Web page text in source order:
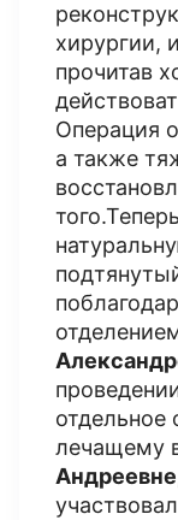
хирургии,
прочитав
Операция
а также
лечащему
Андреевне